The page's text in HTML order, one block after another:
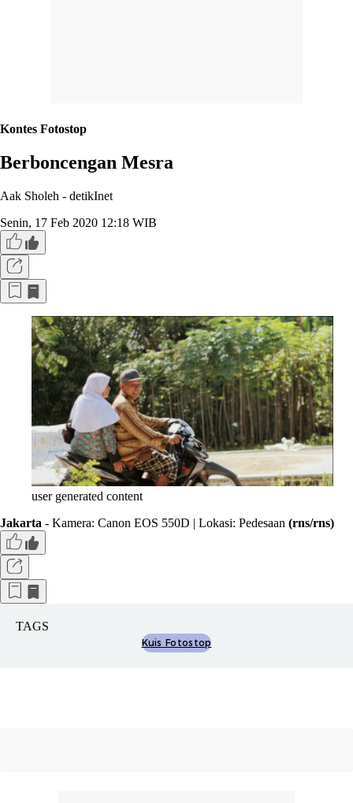
Kontes Fotostop
Berboncengan Mesra
Aak Sholeh - detikInet
Senin, 17 Feb 2020 12:18 WIB
user generated content
Jakarta - Kamera: Canon EOS 550D | Lokasi: Pedesaan (rns/rns)
TAGS
Kuis Fotostop